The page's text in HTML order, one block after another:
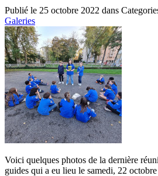
Publié le 25 octobre 2022 dans
Galeries
Voici quelques photos de la dernière
guides qui a eu lieu le samedi, 22